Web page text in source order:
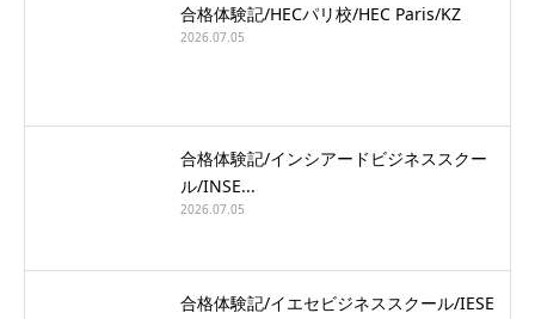
合格体験記/HECパリ校/HEC Paris/KZ
2026.07.05
合格体験記/インシアードビジネススクー
ル/INSE...
2026.07.05
合格体験記/イエセビジネススクール/IESE